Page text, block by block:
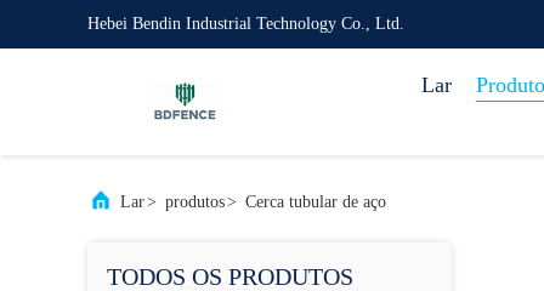
Hebei Bendin Industrial Technology Co., Ltd.
Lar
Lar> produtos> Cerca tubular de aço
TODOS OS PRODUTOS